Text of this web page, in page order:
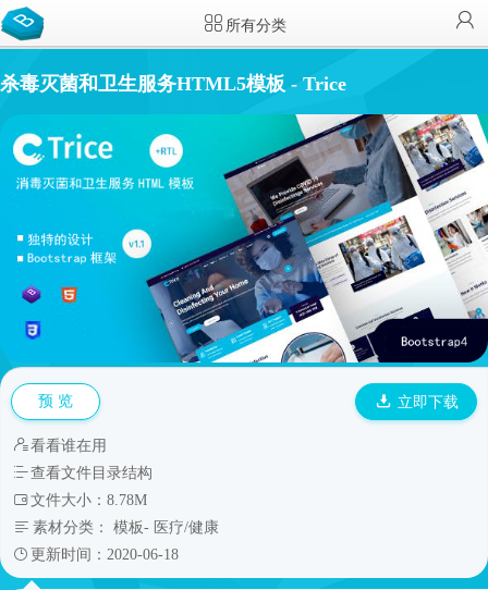
所有分类
杀毒灭菌和卫生服务HTML5模板 - Trice
预 览 立即下载
看看谁在用
查看文件目录结构
文件大小：8.78M
素材分类： 模板- 医疗/健康
更新时间：2020-06-18